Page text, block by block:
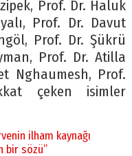
Prof. Dr. Haluk
Prof. Dr. Davut
Prof. Dr. Şükrü
Prof. Dr. Atilla
Nghaumesh, Prof.
çeken isimler
ilham kaynağı
bir sözü’’